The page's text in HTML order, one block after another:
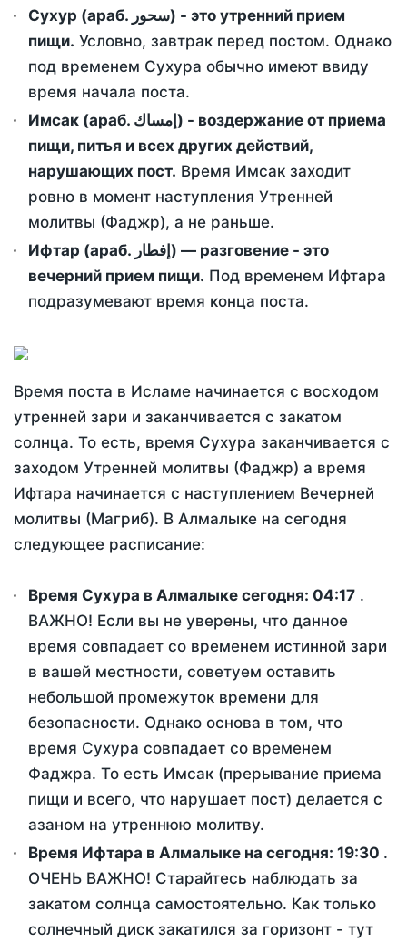
Сухур (араб. سحور) - это утренний прием
пищи. Условно, завтрак перед постом. Однако
под временем Сухура обычно имеют ввиду
время начала поста.
Имсак (араб. إمساك) - воздержание от приема
пищи, питья и всех других действий,
нарушающих пост. Время Имсак заходит
ровно в момент наступления Утренней
молитвы (Фаджр), а не раньше.
Ифтар (араб. إفطار) — разговение - это
вечерний прием пищи. Под временем Ифтара
подразумевают время конца поста.
Время поста в Исламе начинается с восходом
утренней зари и заканчивается с закатом
солнца. То есть, время Сухура заканчивается с
заходом Утренней молитвы (Фаджр) а время
Ифтара начинается с наступлением Вечерней
молитвы (Магриб). В Алмалыке на сегодня
следующее расписание:
Время Сухура в Алмалыке сегодня: 04:17 .
ВАЖНО! Если вы не уверены, что данное
время совпадает со временем истинной зари
в вашей местности, советуем оставить
небольшой промежуток времени для
безопасности. Однако основа в том, что
время Сухура совпадает со временем
Фаджра. То есть Имсак (прерывание приема
пищи и всего, что нарушает пост) делается с
азаном на утреннюю молитву.
Время Ифтара в Алмалыке на сегодня: 19:30 .
ОЧЕНЬ ВАЖНО! Старайтесь наблюдать за
закатом солнца самостоятельно. Как только
солнечный диск закатился за горизонт - тут